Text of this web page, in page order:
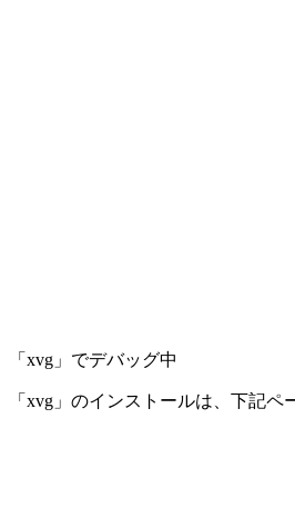
「xvg」でデバッグ中
「xvg」のインストールは、下記ペ